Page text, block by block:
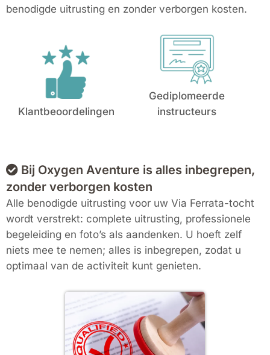
benodigde uitrusting en zonder verborgen kosten.
Klantbeoordelingen
Gediplomeerde
instructeurs
Bij Oxygen Aventure is alles inbegrepen,
zonder verborgen kosten
Alle benodigde uitrusting voor uw Via Ferrata-tocht
wordt verstrekt: complete uitrusting, professionele
begeleiding en foto’s als aandenken. U hoeft zelf
niets mee te nemen; alles is inbegrepen, zodat u
optimaal van de activiteit kunt genieten.